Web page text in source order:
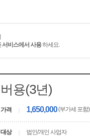
서비스에서 사용하세요.
용(3년)
가격 1,650,000(부가세 포함)
대상 법인/개인 사업자